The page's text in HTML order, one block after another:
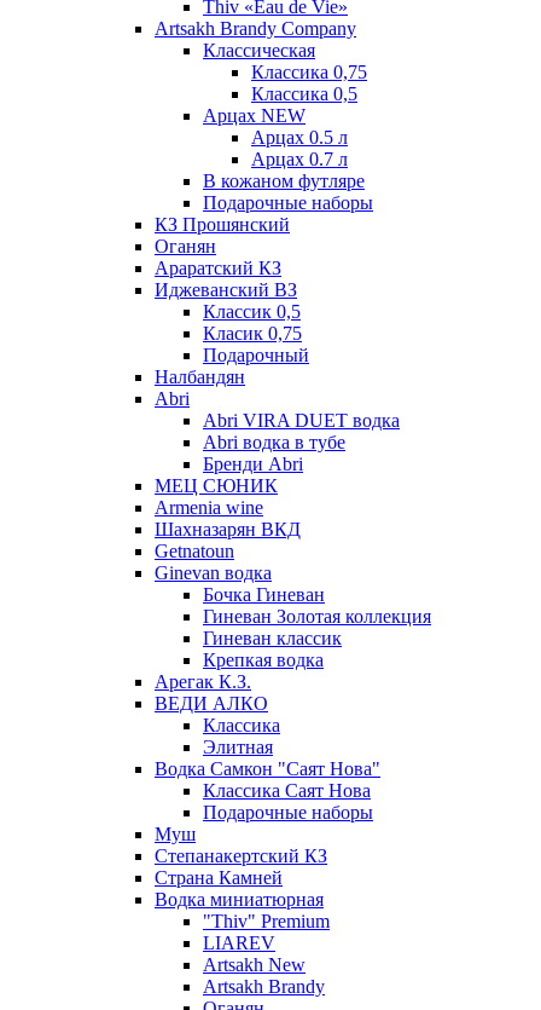
Thiv «Eau de Vie»
Artsakh Brandy Company
Классическая
Классика 0,75
Классика 0,5
Арцах NEW
Арцах 0.5 л
Арцах 0.7 л
В кожаном футляре
Подарочные наборы
КЗ Прошянский
Оганян
Араратский КЗ
Иджеванский ВЗ
Классик 0,5
Класик 0,75
Подарочный
Налбандян
Abri
Abri VIRA DUET водка
Abri водка в тубе
Бренди Abri
МЕЦ СЮНИК
Armenia wine
Шахназарян ВКД
Getnatoun
Ginevan водка
Бочка Гиневан
Гиневан Золотая коллекция
Гиневан классик
Крепкая водка
Арегак К.З.
ВЕДИ АЛКО
Классика
Элитная
Водка Самкон "Саят Нова"
Классика Саят Нова
Подарочные наборы
Муш
Степанакертский КЗ
Страна Камней
Водка миниатюрная
"Thiv" Premium
LIAREV
Artsakh New
Artsakh Brandy